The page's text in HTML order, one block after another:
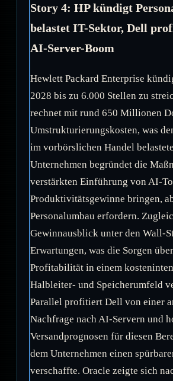
Story 4: HP kündigt
belastet IT-Sektor, Dell
AI-Server-Boom
Hewlett Packard Enterprise
2028 bis zu 6.000 Stellen zu
rechnet mit rund 650 Millionen
Umstrukturierungskosten, was
im vorbörslichen Handel
Unternehmen begründet die
verstärkten Einführung von AI-
Produktivitätsgewinne bringen,
Personalumbau erfordern.
Gewinnausblick unter den Wall-
Erwartungen, was die Sorgen
Profitabilität in einem
Halbleiter- und Speicherumfeld
Parallel profitiert Dell von einer
Nachfrage nach AI-Servern und
Versandprognosen für diesen
dem Unternehmen einen
verschaffte. Oracle zeigte sich